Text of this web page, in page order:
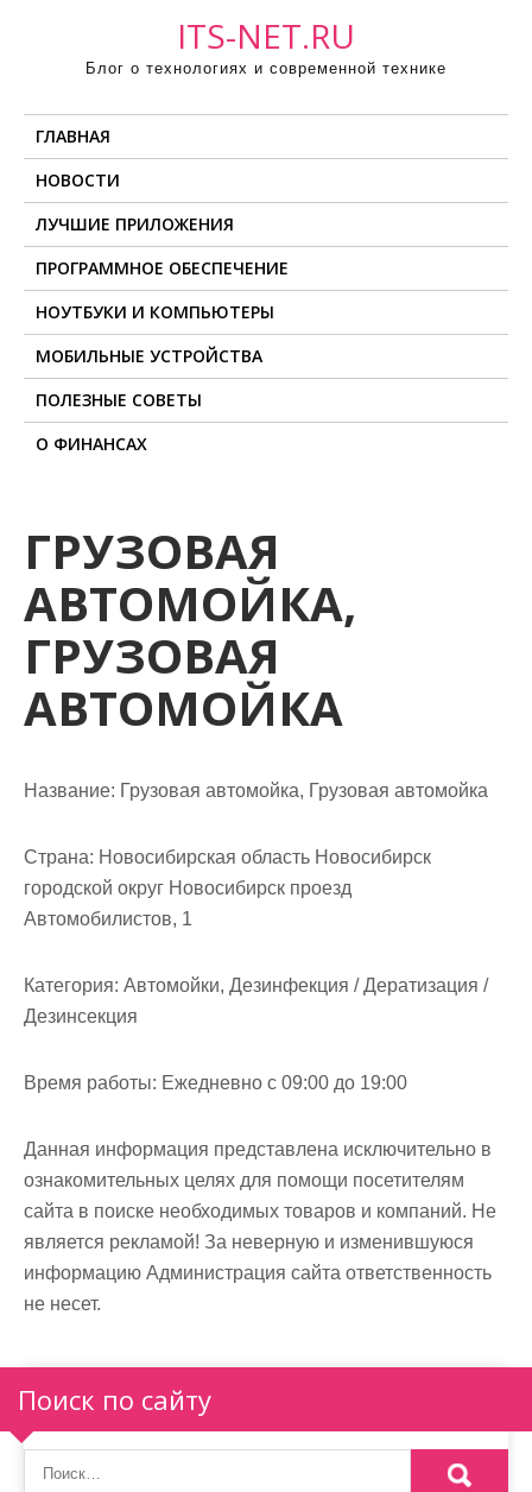
ITS-NET.RU
Блог о технологиях и современной технике
ГЛАВНАЯ
НОВОСТИ
ЛУЧШИЕ ПРИЛОЖЕНИЯ
ПРОГРАММНОЕ ОБЕСПЕЧЕНИЕ
НОУТБУКИ И КОМПЬЮТЕРЫ
МОБИЛЬНЫЕ УСТРОЙСТВА
ПОЛЕЗНЫЕ СОВЕТЫ
О ФИНАНСАХ
ГРУЗОВАЯ
АВТОМОЙКА,
ГРУЗОВАЯ
АВТОМОЙКА
Название: Грузовая автомойка, Грузовая автомойка
Страна: Новосибирская область Новосибирск
городской округ Новосибирск проезд
Автомобилистов, 1
Категория: Автомойки, Дезинфекция / Дератизация /
Дезинсекция
Время работы: Ежедневно с 09:00 до 19:00
Данная информация представлена исключительно в
ознакомительных целях для помощи посетителям
сайта в поиске необходимых товаров и компаний. Не
является рекламой! За неверную и изменившуюся
информацию Администрация сайта ответственность
не несет.
Поиск по сайту